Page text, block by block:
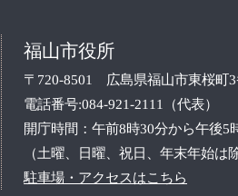
福山市役所
〒720-8501 広島県福山市東桜町
電話番号:084-921-2111（代表）
開庁時間：午前8時30分から午後5
（土曜、日曜、祝日、年末年始は
駐車場・アクセスはこちら